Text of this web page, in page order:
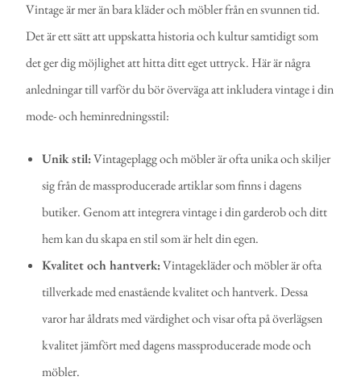
Vintage är mer än bara kläder och möbler från en svunnen tid.
Det är ett sätt att uppskatta historia och kultur samtidigt som
det ger dig möjlighet att hitta ditt eget uttryck. Här är några
anledningar till varför du bör överväga att inkludera vintage i din
mode- och heminredningsstil:
Unik stil:Vintageplagg och möbler är ofta unika och skiljer
sig från de massproducerade artiklar som finns i dagens
butiker. Genom att integrera vintage i din garderob och ditt
hem kan du skapa en stil som är helt din egen.
Kvalitet och hantverk:Vintagekläder och möbler är ofta
tillverkade med enastående kvalitet och hantverk. Dessa
varor har åldrats med värdighet och visar ofta på överlägsen
kvalitet jämfört med dagens massproducerade mode och
möbler.